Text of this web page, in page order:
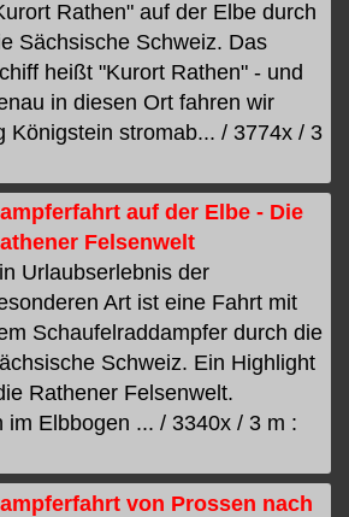
Rathen" auf der Elbe durch
Sächsische Schweiz. Das
heißt "Kurort Rathen" - und
in diesen Ort fahren wir
Königstein stromab... / 3774x / 3
auf der Elbe - Die
Felsenwelt
Urlaubserlebnis der
Art ist eine Fahrt mit
Schaufelraddampfer durch die
Schweiz. Ein Highlight
Rathener Felsenwelt.
im Elbbogen ... / 3340x / 3 m :
von Prossen nach